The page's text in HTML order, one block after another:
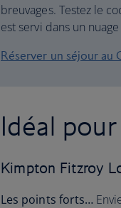
breuvages. Testez le
est servi dans un
Réserver un séjour au
Idéal
Kimpton Fitzroy
Les points forts…